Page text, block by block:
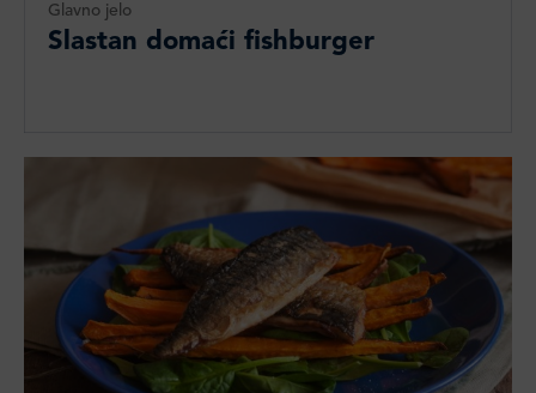
Glavno jelo
Slastan domaći fishburger